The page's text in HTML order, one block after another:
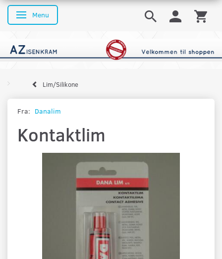
Skifte navigation
Menu
Lim/Silikone
Fra: Danalim
Kontaktlim